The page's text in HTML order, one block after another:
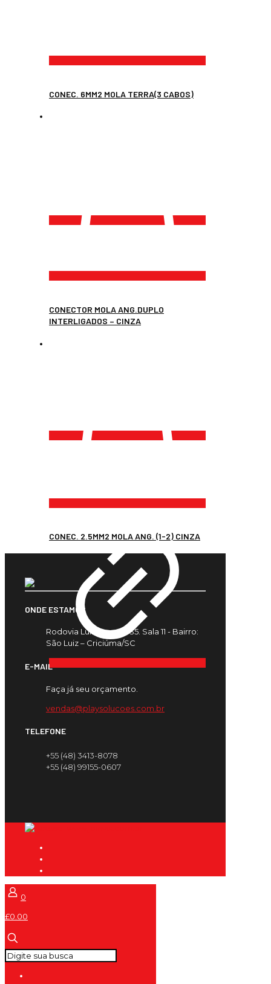
CONEC. 6MM2 MOLA TERRA(3 CABOS)
CONECTOR MOLA ANG.DUPLO
INTERLIGADOS – CINZA
CONEC. 2.5MM2 MOLA ANG. (1-2) CINZA
ONDE ESTAMOS
Rodovia Luiz Rosso, 435. Sala 11 - Bairro:
São Luiz – Criciúma/SC
E-MAIL
Faça já seu orçamento.
vendas@playsolucoes.com.br
TELEFONE
+55 (48) 3413-8078
+55 (48) 99155-0607
0
£0.00